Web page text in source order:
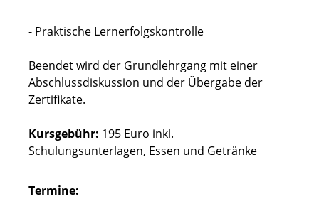
- Praktische Lernerfolgskontrolle
Beendet wird der Grundlehrgang mit einer
Abschlussdiskussion und der Übergabe der
Zertifikate.
Kursgebühr: 195 Euro inkl.
Schulungsunterlagen, Essen und Getränke
Termine: